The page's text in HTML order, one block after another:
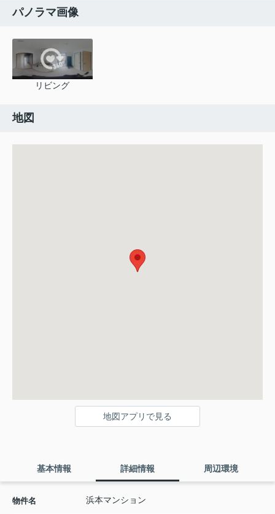
パノラマ画像
リビング
地図
地図アプリで見る
基本情報 詳細情報 周辺環境
物件名 浜本マンション